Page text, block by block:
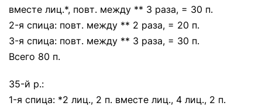
вместе лиц.*, повт. между ** 3 раза, = 30 п.
2-я спица: повт. между ** 2 раза, = 20 п.
3-я спица: повт. между ** 3 раза, = 30 п.
Всего 80 п.
35-й р.:
1-я спица: *2 лиц., 2 п. вместе лиц., 4 лиц., 2 п.